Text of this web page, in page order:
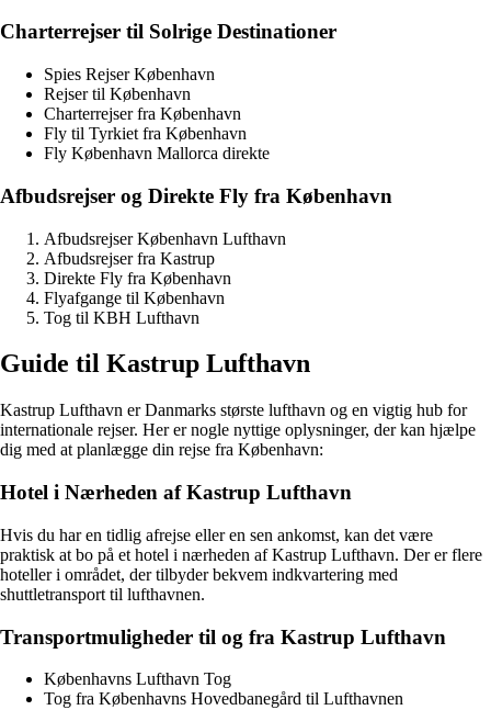
Charterrejser til Solrige Destinationer
Spies Rejser København
Rejser til København
Charterrejser fra København
Fly til Tyrkiet fra København
Fly København Mallorca direkte
Afbudsrejser og Direkte Fly fra København
Afbudsrejser København Lufthavn
Afbudsrejser fra Kastrup
Direkte Fly fra København
Flyafgange til København
Tog til KBH Lufthavn
Guide til Kastrup Lufthavn
Kastrup Lufthavn er Danmarks største lufthavn og en vigtig hub for
internationale rejser. Her er nogle nyttige oplysninger, der kan hjælpe
dig med at planlægge din rejse fra København:
Hotel i Nærheden af Kastrup Lufthavn
Hvis du har en tidlig afrejse eller en sen ankomst, kan det være
praktisk at bo på et hotel i nærheden af Kastrup Lufthavn. Der er flere
hoteller i området, der tilbyder bekvem indkvartering med
shuttletransport til lufthavnen.
Transportmuligheder til og fra Kastrup Lufthavn
Københavns Lufthavn Tog
Tog fra Københavns Hovedbanegård til Lufthavnen